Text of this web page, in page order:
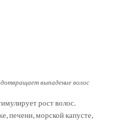
выпадение волос
рост волос.
печени, морской капусте,